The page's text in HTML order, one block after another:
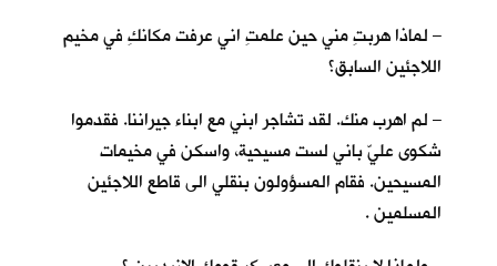
– لماذا هربتِ مني حين علمتِ اني عرفت مكانكِ في مخيم
اللاجئين السابق؟
– لم اهرب منك. لقد تشاجر ابني مع ابناء جيراننا. فقدموا
شكوى عليّ باني لست مسيحية، واسكن في مخيمات
المسيحين. فقام المسؤولون بنقلي الى قاطع اللاجئين
المسلمين .